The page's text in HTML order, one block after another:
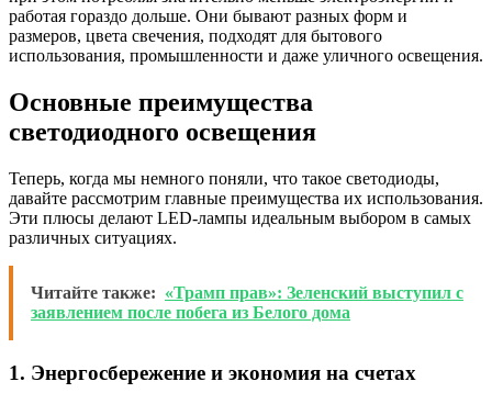
работая гораздо дольше. Они бывают разных форм и
размеров, цвета свечения, подходят для бытового
использования, промышленности и даже уличного освещения.
Основные преимущества
светодиодного освещения
Теперь, когда мы немного поняли, что такое светодиоды,
давайте рассмотрим главные преимущества их использования.
Эти плюсы делают LED-лампы идеальным выбором в самых
различных ситуациях.
Читайте также: «Трамп прав»: Зеленский выступил с
заявлением после побега из Белого дома
1. Энергосбережение и экономия на счетах